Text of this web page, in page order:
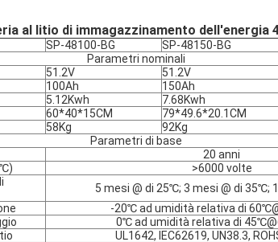
al litio di immagazzinamento dell'energia
SP-48100-BG SP-48150-BG
Parametri nominali
51.2V 51.2V
100Ah 150Ah
5.12Kwh 7.68Kwh
60*40*15CM 79*49.6*20.1CM
58Kg 92Kg
Parametri di base
20 anni
>6000 volte
5 mesi @ di 25℃; 3 mesi @ di 35℃;
-20℃ ad umidità relativa di
0℃ ad umidità relativa di
UL1642, IEC62619, UN38.3,